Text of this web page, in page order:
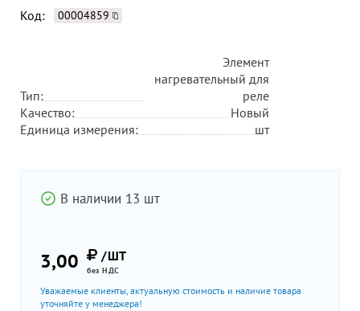
Код: 00004859
Тип:
Элемент
нагревательный для
реле
Качество:
Новый
Единица измерения:
шт
В наличии 13 шт
3,00 /ШТ
без НДС
Уважаемые клиенты, актуальную стоимость и наличие товара
уточняйте у менеджера!